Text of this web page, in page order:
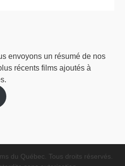
envoyons un résumé de nos
récents films ajoutés à
du Québec. Tous droits réservés.